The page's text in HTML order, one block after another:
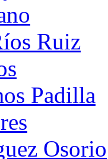
Ruiz
Padilla
Osorio